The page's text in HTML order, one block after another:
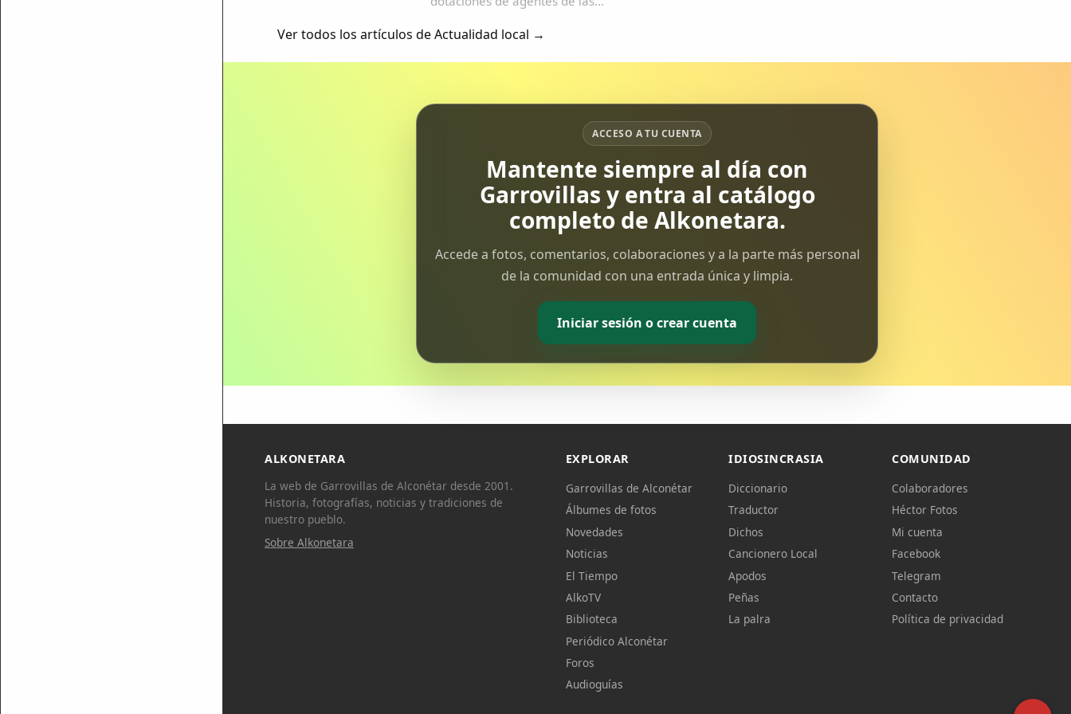
que intervenir en el altercado que
cuando los...
Ver todos los artículos de Actualidad local →
ACCESO A TU CUENTA
Mantente siempre al día con
Garrovillas y entra al catálogo
completo de Alkonetara.
Accede a fotos, comentarios, colaboraciones y a la parte más personal
de la comunidad con una entrada única y limpia.
Iniciar sesión o crear cuenta
ALKONETARA
La web de Garrovillas de Alconétar desde 2001.
Historia, fotografías, noticias y tradiciones de
nuestro pueblo.
Sobre Alkonetara
EXPLORAR
Garrovillas de Alconétar
Álbumes de fotos
Novedades
Noticias
El Tiempo
AlkoTV
Biblioteca
Periódico Alconétar
Foros
Audioguías
IDIOSINCRASIA
Diccionario
Traductor
Dichos
Cancionero Local
Apodos
Peñas
La palra
COMUNIDAD
Colaboradores
Héctor Fotos
Mi cuenta
Facebook
Telegram
Contacto
Política de privacidad